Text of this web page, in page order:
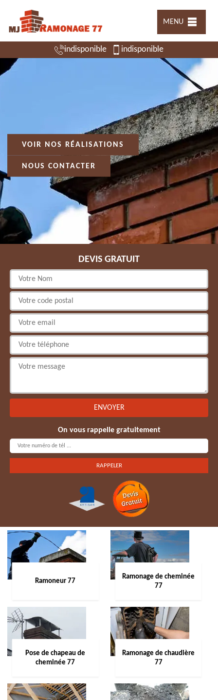
MENU
indisponible indisponible
VOIR NOS RÉALISATIONS
NOUS CONTACTER
DEVIS GRATUIT
On vous rappelle gratuitement
Ramoneur 77
Ramonage de cheminée
77
Pose de chapeau de
cheminée 77
Ramonage de chaudière
77